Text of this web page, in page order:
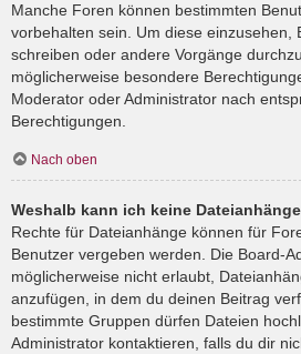
Manche Foren können bestimmten
vorbehalten sein. Um diese einzusehen,
schreiben oder andere Vorgänge
möglicherweise besondere
Moderator oder Administrator nach
Berechtigungen.
Nach oben
Weshalb kann ich keine
Rechte für Dateianhänge können für
Benutzer vergeben werden. Die Board-
möglicherweise nicht erlaubt,
anzufügen, in dem du deinen Beitrag
bestimmte Gruppen dürfen Dateien
Administrator kontaktieren, falls du dir